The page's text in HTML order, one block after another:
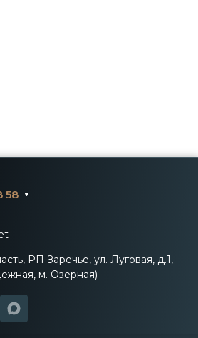
58
РП Заречье, ул. Луговая, д.1,
м. Озерная)